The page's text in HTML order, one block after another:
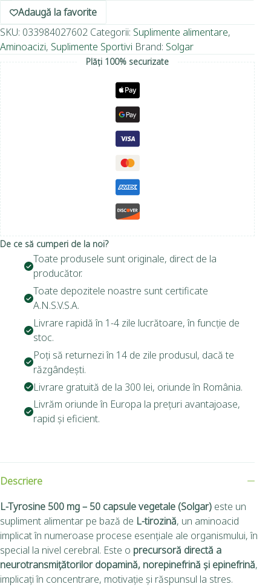
Adaugă la favorite
SKU: 033984027602 Categorii: Suplimente alimentare,
Aminoacizi, Suplimente Sportivi Brand: Solgar
Plăți 100% securizate
De ce să cumperi de la noi?
Toate produsele sunt originale, direct de la
producător.
Toate depozitele noastre sunt certificate
A.N.S.V.S.A.
Livrare rapidă în 1-4 zile lucrătoare, în funcție de
stoc.
Poți să returnezi în 14 de zile produsul, dacă te
răzgândești.
Livrare gratuită de la 300 lei, oriunde în România.
Livrăm oriunde în Europa la prețuri avantajoase,
rapid și eficient.
Descriere
L-Tyrosine 500 mg – 50 capsule vegetale (Solgar) este un
supliment alimentar pe bază de L-tirozină, un aminoacid
implicat în numeroase procese esențiale ale organismului, în
special la nivel cerebral. Este o precursoră directă a
neurotransmițătorilor dopamină, norepinefrină și epinefrină,
implicați în concentrare, motivație și răspunsul la stres.